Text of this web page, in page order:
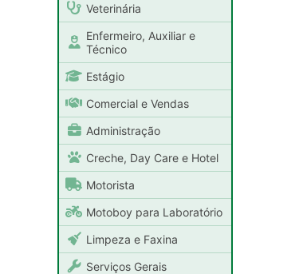
Veterinária
Enfermeiro, Auxiliar e
Técnico
Estágio
Comercial e Vendas
Administração
Creche, Day Care e Hotel
Motorista
Motoboy para Laboratório
Limpeza e Faxina
Serviços Gerais